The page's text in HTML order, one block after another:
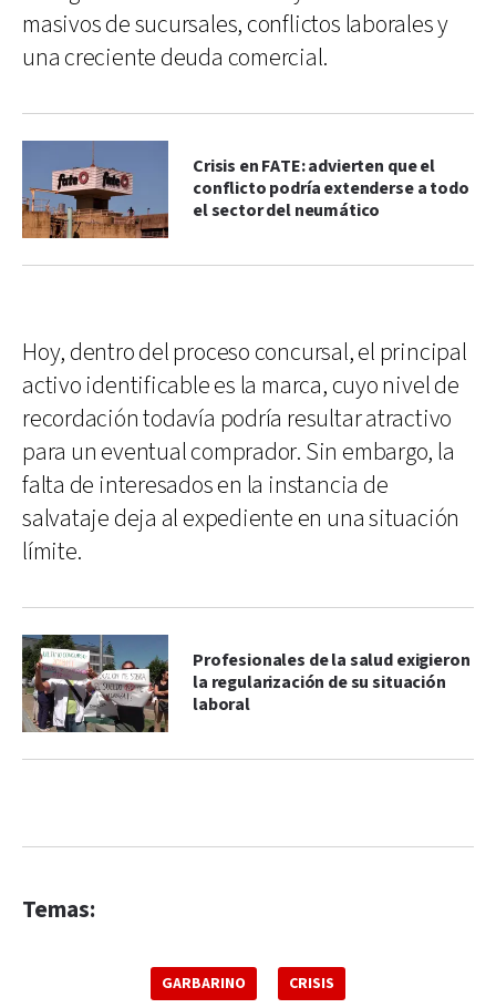
masivos de sucursales, conflictos laborales y
una creciente deuda comercial.
Crisis en FATE: advierten que el
conflicto podría extenderse a todo
el sector del neumático
Hoy, dentro del proceso concursal, el principal
activo identificable es la marca, cuyo nivel de
recordación todavía podría resultar atractivo
para un eventual comprador. Sin embargo, la
falta de interesados en la instancia de
salvataje deja al expediente en una situación
límite.
Profesionales de la salud exigieron
la regularización de su situación
laboral
Temas:
GARBARINO CRISIS